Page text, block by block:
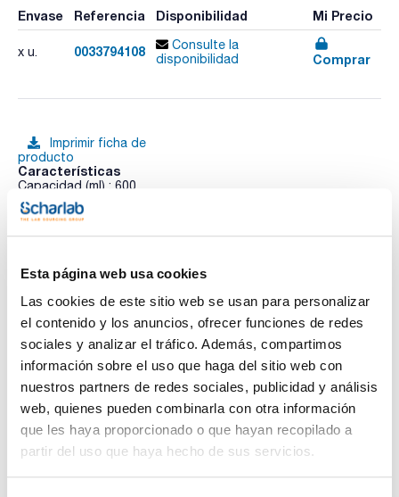
Esta página web usa cookies
Las cookies de este sitio web se usan para personalizar
el contenido y los anuncios, ofrecer funciones de redes
sociales y analizar el tráfico. Además, compartimos
información sobre el uso que haga del sitio web con
nuestros partners de redes sociales, publicidad y análisis
web, quienes pueden combinarla con otra información
que les haya proporcionado o que hayan recopilado a
partir del uso que haya hecho de sus servicios.
Envase Referencia Disponibilidad Mi Precio
x u. 0033794108
Consulte la
disponibilidad
Comprar
Imprimir ficha de
producto
Características
Capacidad (ml) : 600
Diámetro (mm) : 140
Altura (mm) : 80
borosilicato.
Ver más
Documentación técnica
TDS / Ficha técnica
Regístrate para
descargas
COA
Regístrate para
descargas
SDS/ Hoja de seguridad
Regístrate para
descargas